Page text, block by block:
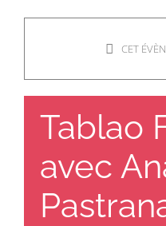
CET
Tablao
avec